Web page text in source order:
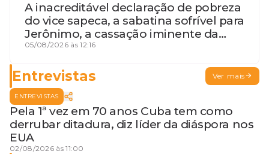
A inacreditável declaração de pobreza
do vice sapeca, a sabatina sofrível para
Jerônimo, a cassação iminente da
desembargadora e a vaga do Quinto
05/08/2026 às 12:16
Entrevistas Ver mais
ENTREVISTAS
Pela 1ª vez em 70 anos Cuba tem como
derrubar ditadura, diz líder da diáspora nos
EUA
02/08/2026 às 11:00